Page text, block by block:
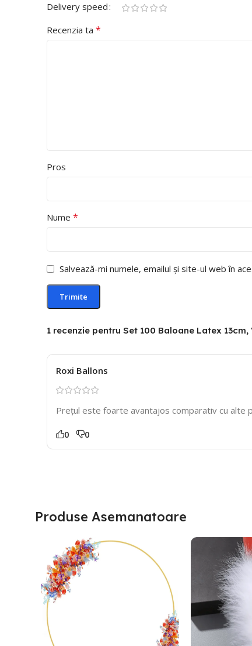
1 recenzie pentru Set 100 Baloane Latex 13cm,
Roxi Ballons
Prețul este foarte avantajos comparativ cu alte
0 0
Delivery speed
Recenzia ta *
Pros
Nume *
Salvează-mi numele, emailul și site-ul web în
Produse Asemanatoare